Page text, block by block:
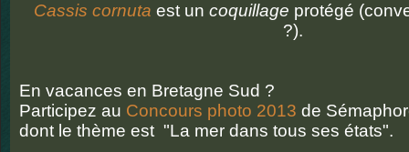
Cassis cornuta est un coquillage protégé
?).
En vacances en Bretagne Sud ?
Participez au Concours photo 2013 de
dont le thème est "La mer dans tous ses états".